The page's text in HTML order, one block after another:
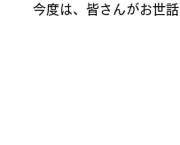
今度は、皆さんがお世